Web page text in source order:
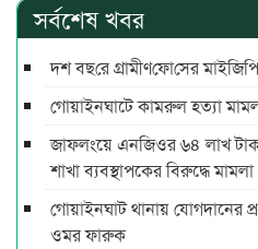
সর্বশেষ খবর
দশ বছ‌রে গ্রামীণ‌ফো‌সের
গোয়াইনঘাটে কামরুল হত্যা
জাফলংয়ে এনজিওর ৬৪ লাখ
শাখা ব্যবস্থাপকের বিরুদ্ধে মামলা
গোয়াইনঘাট থানায় যোগদানের
ওমর ফারুক